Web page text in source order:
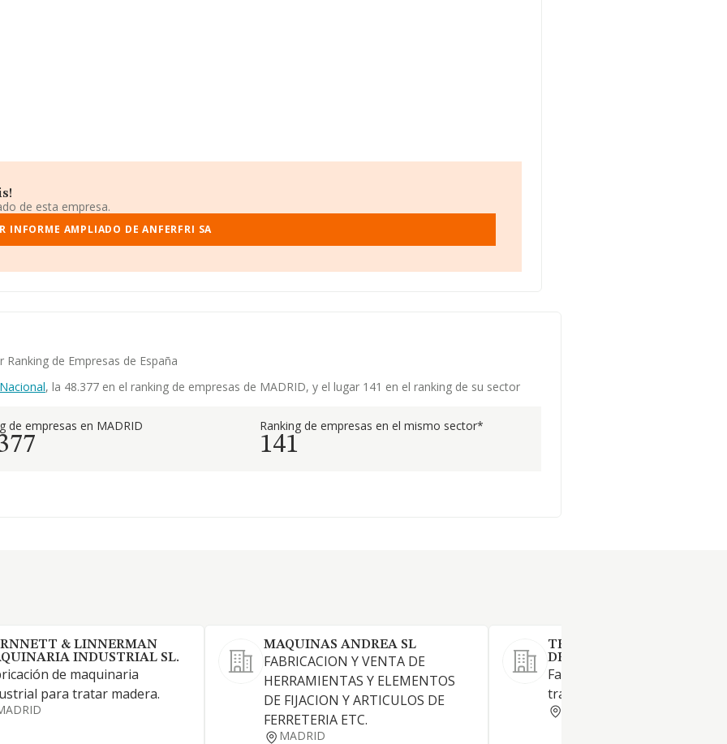
de esta empresa.
INFORME AMPLIADO DE ANFERFRI SA
de Empresas de España
, la 48.377 en el ranking de empresas de MADRID, y el lugar 141 en el ranking de su sector
de empresas en MADRID Ranking de empresas en el mismo sector*
141
& LINNERMAN
INDUSTRIAL SL.
de maquinaria
para tratar madera.
MAQUINAS ANDREA SL
FABRICACION Y VENTA DE
HERRAMIENTAS Y ELEMENTOS
DE FIJACION Y ARTICULOS DE
FERRETERIA ETC.
MADRID
TECNICAS PARA MADERA Y
DERIVADOS SA
Fabricación de herramientas
trabajos en madera